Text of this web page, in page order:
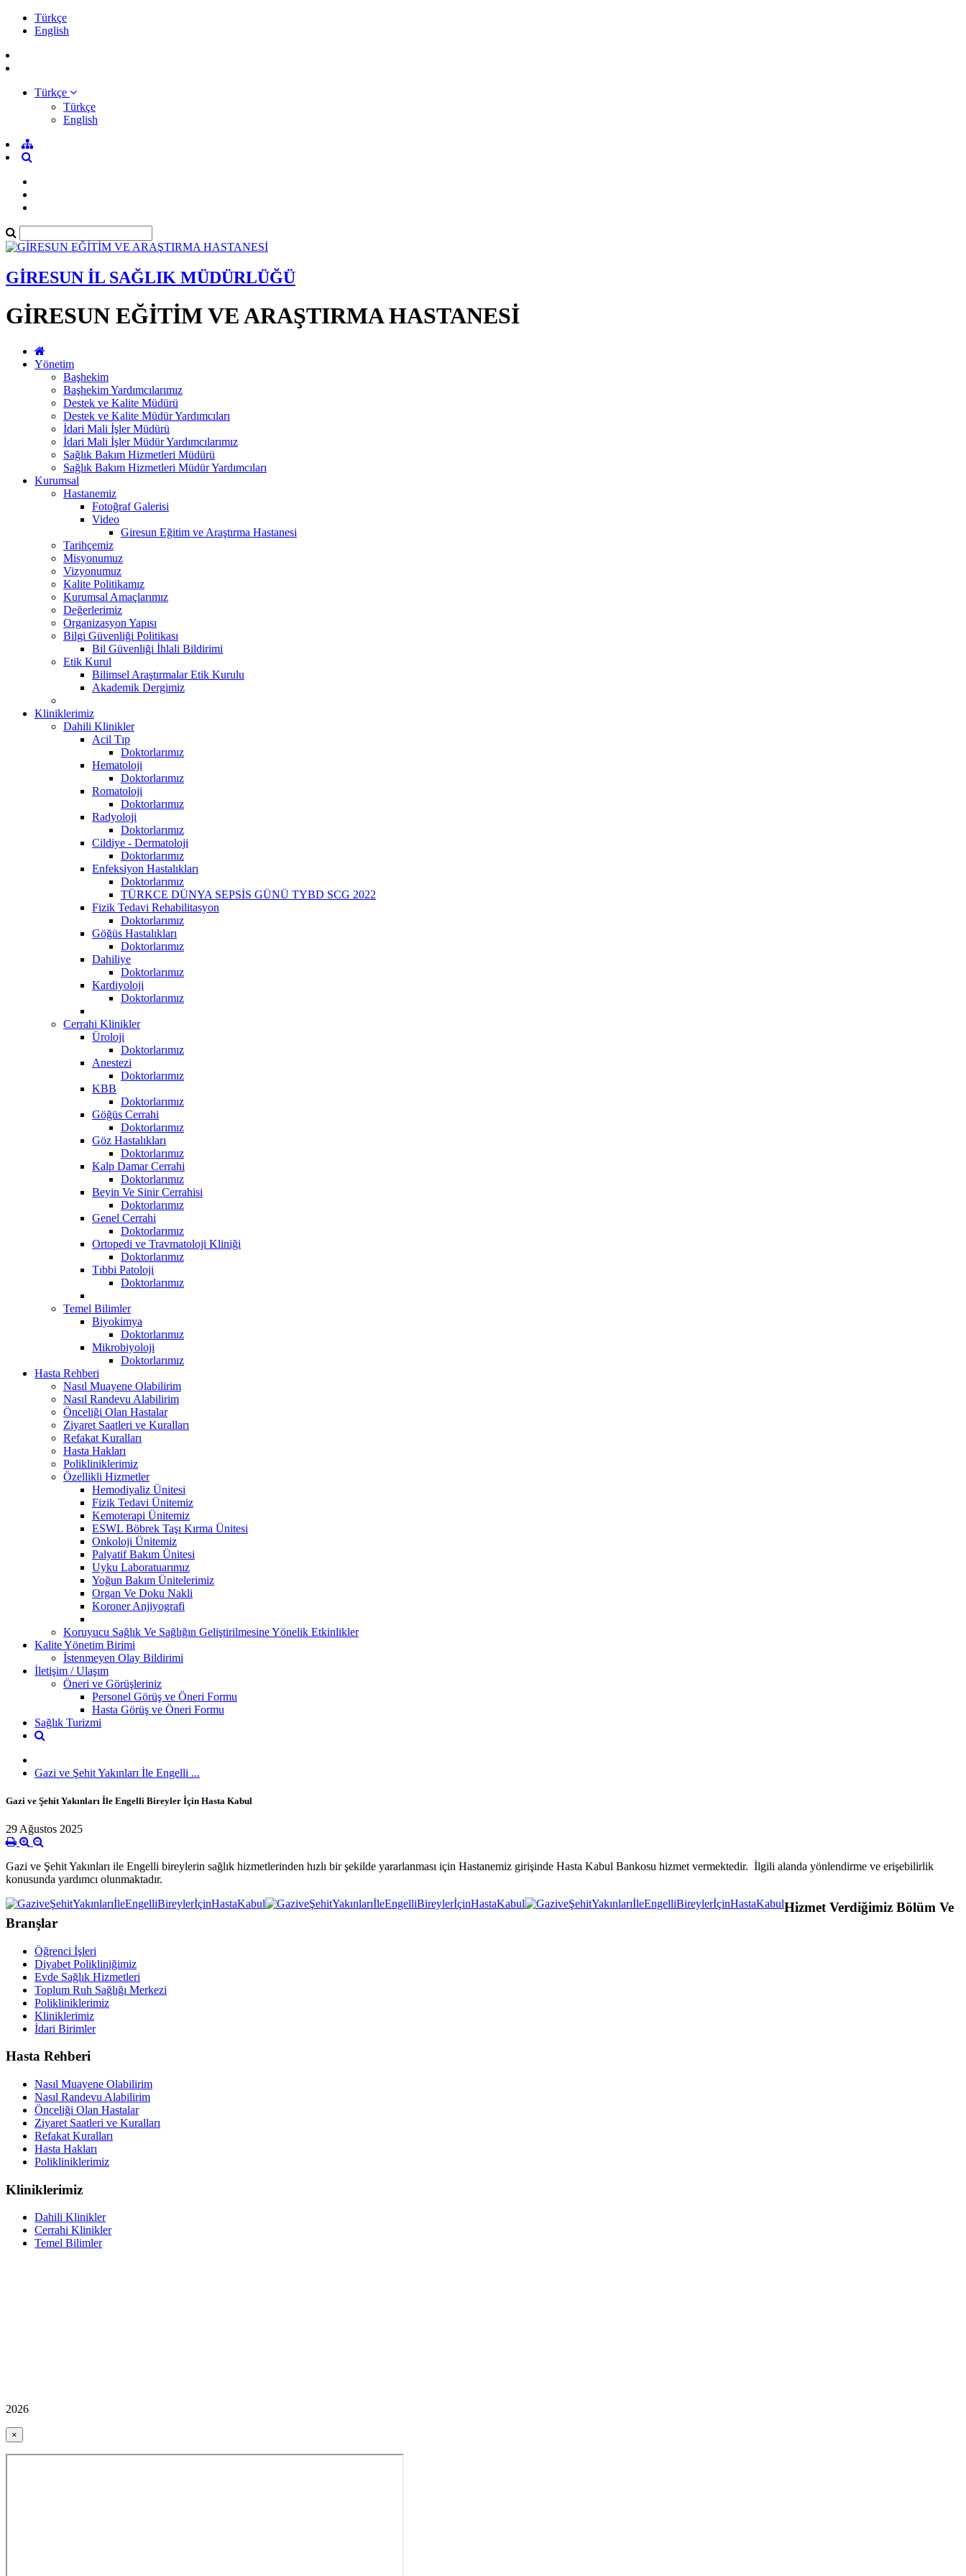
Türkçe
English
Türkçe
Türkçe
English
GİRESUN İL SAĞLIK MÜDÜRLÜĞÜ
GİRESUN EĞİTİM VE ARAŞTIRMA HASTANESİ
Yönetim
Başhekim
Başhekim Yardımcılarımız
Destek ve Kalite Müdürü
Destek ve Kalite Müdür Yardımcıları
İdari Mali İşler Müdürü
İdari Mali İşler Müdür Yardımcılarımız
Sağlık Bakım Hizmetleri Müdürü
Sağlık Bakım Hizmetleri Müdür Yardımcıları
Kurumsal
Hastanemiz
Fotoğraf Galerisi
Video
Giresun Eğitim ve Araştırma Hastanesi
Tarihçemiz
Misyonumuz
Vizyonumuz
Kalite Politikamız
Kurumsal Amaçlarımız
Değerlerimiz
Organizasyon Yapısı
Bilgi Güvenliği Politikası
Bil Güvenliği İhlali Bildirimi
Etik Kurul
Bilimsel Araştırmalar Etik Kurulu
Akademik Dergimiz
Kliniklerimiz
Dahili Klinikler
Acil Tıp
Doktorlarımız
Hematoloji
Doktorlarımız
Romatoloji
Doktorlarımız
Radyoloji
Doktorlarımız
Cildiye - Dermatoloji
Doktorlarımız
Enfeksiyon Hastalıkları
Doktorlarımız
TÜRKCE DÜNYA SEPSİS GÜNÜ TYBD SCG 2022
Fizik Tedavi Rehabilitasyon
Doktorlarımız
Göğüs Hastalıkları
Doktorlarımız
Dahiliye
Doktorlarımız
Kardiyoloji
Doktorlarımız
Cerrahi Klinikler
Üroloji
Doktorlarımız
Anestezi
Doktorlarımız
KBB
Doktorlarımız
Göğüs Cerrahi
Doktorlarımız
Göz Hastalıkları
Doktorlarımız
Kalp Damar Cerrahi
Doktorlarımız
Beyin Ve Sinir Cerrahisi
Doktorlarımız
Genel Cerrahi
Doktorlarımız
Ortopedi ve Travmatoloji Kliniği
Doktorlarımız
Tıbbi Patoloji
Doktorlarımız
Temel Bilimler
Biyokimya
Doktorlarımız
Mikrobiyoloji
Doktorlarımız
Hasta Rehberi
Nasıl Muayene Olabilirim
Nasıl Randevu Alabilirim
Önceliği Olan Hastalar
Ziyaret Saatleri ve Kuralları
Refakat Kuralları
Hasta Hakları
Polikliniklerimiz
Özellikli Hizmetler
Hemodiyaliz Ünitesi
Fizik Tedavi Ünitemiz
Kemoterapi Ünitemiz
ESWL Böbrek Taşı Kırma Ünitesi
Onkoloji Ünitemiz
Palyatif Bakım Ünitesi
Uyku Laboratuarımız
Yoğun Bakım Ünitelerimiz
Organ Ve Doku Nakli
Koroner Anjiyografi
Koruyucu Sağlık Ve Sağlığın Geliştirilmesine Yönelik Etkinlikler
Kalite Yönetim Birimi
İstenmeyen Olay Bildirimi
İletişim / Ulaşım
Öneri ve Görüşleriniz
Personel Görüş ve Öneri Formu
Hasta Görüş ve Öneri Formu
Sağlık Turizmi
Gazi ve Şehit Yakınları İle Engelli ...
Gazi ve Şehit Yakınları İle Engelli Bireyler İçin Hasta Kabul
29 Ağustos 2025
Gazi ve Şehit Yakınları ile Engelli bireylerin sağlık hizmetlerinden hızlı bir şekilde yararlanması için Hastanemiz girişinde Hasta Kabul Bankosu hizmet vermektedir. İlgili alanda yönlendirme ve erişebilirlik
konusunda yardımcı olunmaktadır.
Hizmet Verdiğimiz Bölüm Ve
Branşlar
Öğrenci İşleri
Diyabet Polikliniğimiz
Evde Sağlık Hizmetleri
Toplum Ruh Sağlığı Merkezi
Polikliniklerimiz
Kliniklerimiz
İdari Birimler
Hasta Rehberi
Nasıl Muayene Olabilirim
Nasıl Randevu Alabilirim
Önceliği Olan Hastalar
Ziyaret Saatleri ve Kuralları
Refakat Kuralları
Hasta Hakları
Polikliniklerimiz
Kliniklerimiz
Dahili Klinikler
Cerrahi Klinikler
Temel Bilimler
2026
×